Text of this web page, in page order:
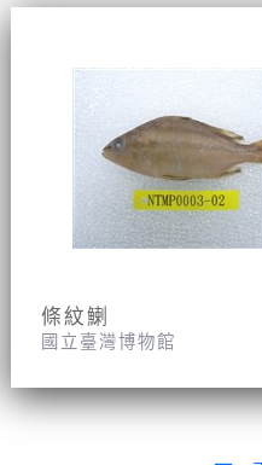
條紋鯻
國立臺灣博物館